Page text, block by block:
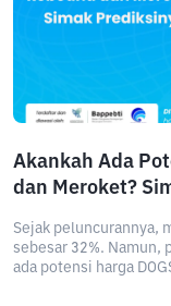
Akankah Ada
dan Meroket?
Sejak peluncurannya,
sebesar 32%. Namun,
ada potensi harga